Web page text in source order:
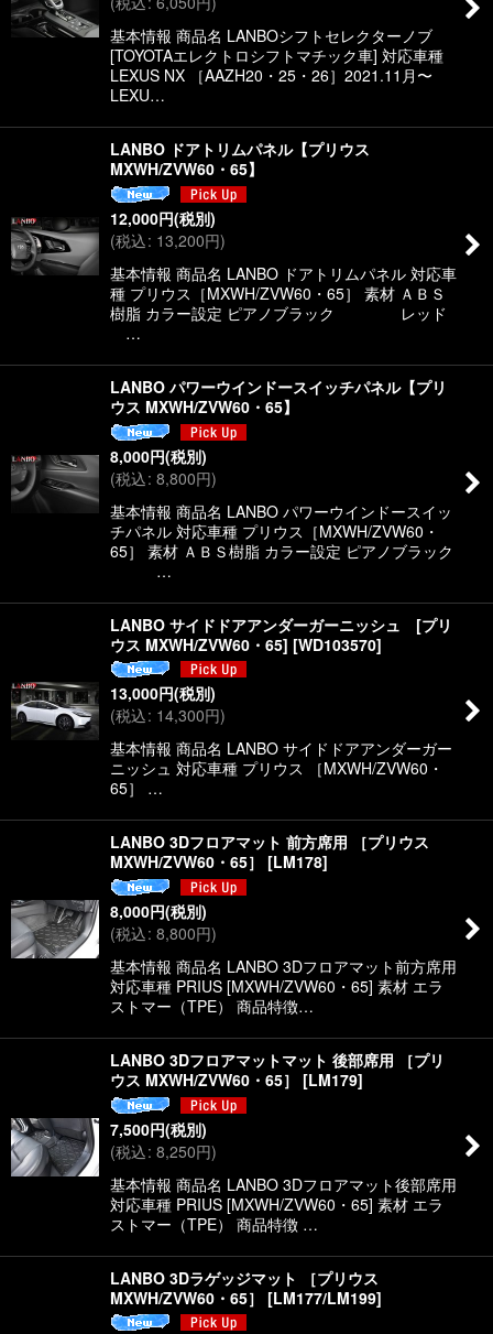
基本情報 商品名 LANBOシフトセレクターノブ
[TOYOTAエレクトロシフトマチック車] 対応車種
LEXUS NX ［AAZH20・25・26］2021.11月〜
LEXU…
LANBO ドアトリムパネル【プリウス
MXWH/ZVW60・65】
12,000円(税別)
(税込: 13,200円)
基本情報 商品名 LANBO ドアトリムパネル 対応車
種 プリウス［MXWH/ZVW60・65］ 素材 ＡＢＳ
樹脂 カラー設定 ピアノブラック レッド
…
LANBO パワーウインドースイッチパネル【プリ
ウス MXWH/ZVW60・65】
8,000円(税別)
(税込: 8,800円)
基本情報 商品名 LANBO パワーウインドースイッ
チパネル 対応車種 プリウス［MXWH/ZVW60・
65］ 素材 ＡＢＳ樹脂 カラー設定 ピアノブラック
…
LANBO サイドドアアンダーガーニッシュ [プリ
ウス MXWH/ZVW60・65] [WD103570]
13,000円(税別)
(税込: 14,300円)
基本情報 商品名 LANBO サイドドアアンダーガー
ニッシュ 対応車種 プリウス ［MXWH/ZVW60・
65］ …
LANBO 3Dフロアマット 前方席用 ［プリウス
MXWH/ZVW60・65］
[LM178]
8,000円(税別)
(税込: 8,800円)
基本情報 商品名 LANBO 3Dフロアマット前方席用
対応車種 PRIUS [MXWH/ZVW60・65] 素材 エラ
ストマー（TPE） 商品特徴…
LANBO 3Dフロアマットマット 後部席用 ［プリ
ウス MXWH/ZVW60・65］
[LM179]
7,500円(税別)
(税込: 8,250円)
基本情報 商品名 LANBO 3Dフロアマット後部席用
対応車種 PRIUS [MXWH/ZVW60・65] 素材 エラ
ストマー（TPE） 商品特徴 …
LANBO 3Dラゲッジマット ［プリウス
MXWH/ZVW60・65］
[LM177/LM199]